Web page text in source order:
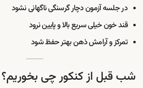
در جلسه آزمون دچار گرسنگی ناگهانی نشود
قند خون خیلی سریع بالا و پایین نرود
تمرکز و آرامش ذهن بهتر حفظ شود
شب قبل از کنکور چی بخوریم؟